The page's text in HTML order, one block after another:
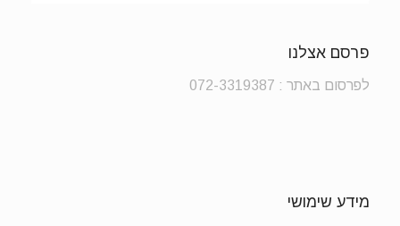
פרסם אצלנו
לפרסום באתר : 072-3319387
מידע שימושי